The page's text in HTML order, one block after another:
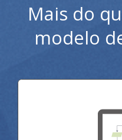
Mais do
modelo